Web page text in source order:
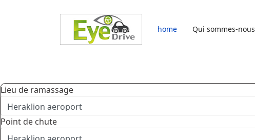
home Qui sommes-nous
Lieu de ramassage
Point de chute